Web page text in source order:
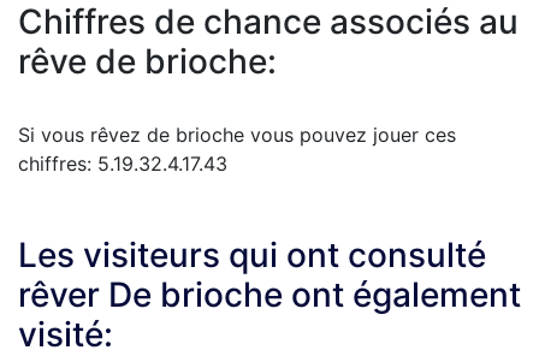
Chiffres de chance associés au
rêve de brioche:
Si vous rêvez de brioche vous pouvez jouer ces
chiffres: 5.19.32.4.17.43
Les visiteurs qui ont consulté
rêver De brioche ont également
visité: